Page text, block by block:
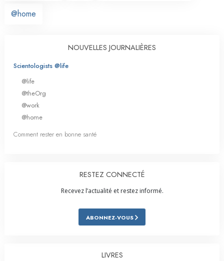
@home
NOUVELLES JOURNALIÈRES
Scientologists @life
@life
@theOrg
@work
@home
Comment rester en bonne santé
RESTEZ CONNECTÉ
Recevez l’actualité et restez informé.
ABONNEZ-VOUS
LIVRES